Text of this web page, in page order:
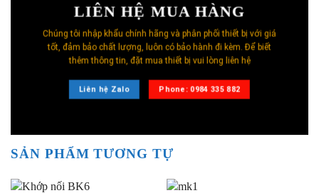
LIÊN HỆ MUA HÀNG
Chúng tôi nhập khẩu chính hãng và phân phối thiết bị với giá
tốt, đảm bảo chất lượng, luôn có bảo hành đi kèm. Để biết
thêm thông tin, đặt mua thiết bị vui lòng liên hệ
Liên hệ Zalo Phone: 0984 335 882
SẢN PHẨM TƯƠNG TỰ